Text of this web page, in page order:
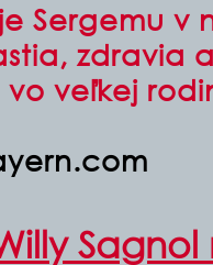
Sergemu v
zdravia
veľkej